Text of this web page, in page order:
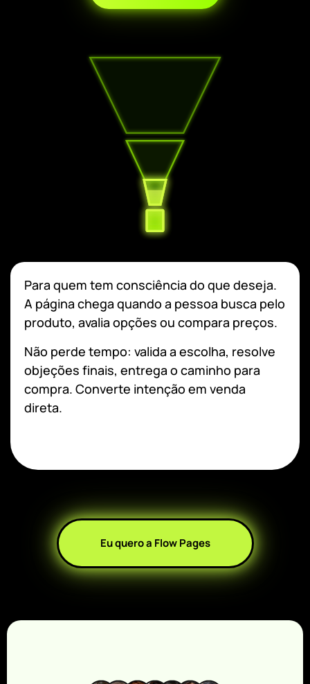
Para quem tem consciência do que deseja.
A página chega quando a pessoa busca pelo
produto, avalia opções ou compara preços.
Não perde tempo: valida a escolha, resolve
objeções finais, entrega o caminho para
compra. Converte intenção em venda
direta.
Eu quero a Flow Pages